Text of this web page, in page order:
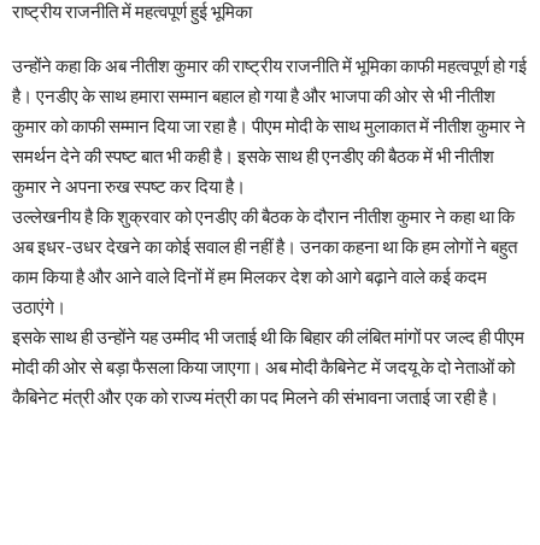
राष्ट्रीय राजनीति में महत्वपूर्ण हुई भूमिका
उन्होंने कहा कि अब नीतीश कुमार की राष्ट्रीय राजनीति में भूमिका काफी महत्वपूर्ण हो गई
है। एनडीए के साथ हमारा सम्मान बहाल हो गया है और भाजपा की ओर से भी नीतीश
कुमार को काफी सम्मान दिया जा रहा है। पीएम मोदी के साथ मुलाकात में नीतीश कुमार ने
समर्थन देने की स्पष्ट बात भी कही है। इसके साथ ही एनडीए की बैठक में भी नीतीश
कुमार ने अपना रुख स्पष्ट कर दिया है।
उल्लेखनीय है कि शुक्रवार को एनडीए की बैठक के दौरान नीतीश कुमार ने कहा था कि
अब इधर-उधर देखने का कोई सवाल ही नहीं है। उनका कहना था कि हम लोगों ने बहुत
काम किया है और आने वाले दिनों में हम मिलकर देश को आगे बढ़ाने वाले कई कदम
उठाएंगे।
इसके साथ ही उन्होंने यह उम्मीद भी जताई थी कि बिहार की लंबित मांगों पर जल्द ही पीएम
मोदी की ओर से बड़ा फैसला किया जाएगा। अब मोदी कैबिनेट में जदयू के दो नेताओं को
कैबिनेट मंत्री और एक को राज्य मंत्री का पद मिलने की संभावना जताई जा रही है।